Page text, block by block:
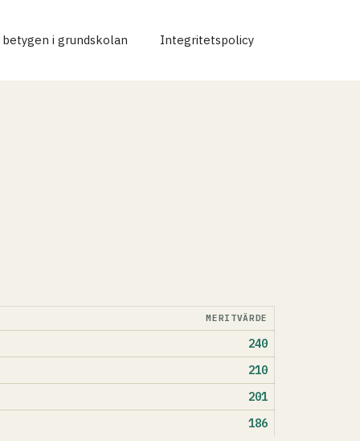
i grundskolan Integritetspolicy
MERITVÄRDE
240
210
201
186